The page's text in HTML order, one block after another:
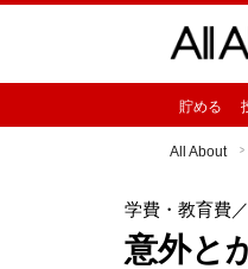
貯める
All About
学費・教育費
意外と